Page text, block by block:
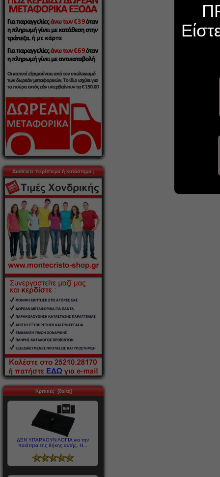
Διαθέτετε περίπτερο ή κατάστημα ;
Κριτικές [δείτε]
ΔΕΝ ΥΠΑΡΧΟΥΝ ΛΟΓΙΑ για την
ποιότητα της θήκης αυτής. Η...